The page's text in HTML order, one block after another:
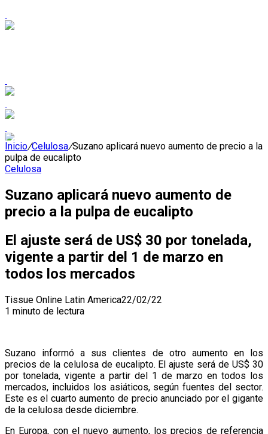
Inicio/Celulosa/Suzano aplicará nuevo aumento de precio a la
pulpa de eucalipto
Celulosa
Suzano aplicará nuevo aumento de
precio a la pulpa de eucalipto
El ajuste será de US$ 30 por tonelada,
vigente a partir del 1 de marzo en
todos los mercados
Tissue Online Latin America22/02/22
1 minuto de lectura
Suzano informó a sus clientes de otro aumento en los
precios de la celulosa de eucalipto. El ajuste será de US$ 30
por tonelada, vigente a partir del 1 de marzo en todos los
mercados, incluidos los asiáticos, según fuentes del sector.
Este es el cuarto aumento de precio anunciado por el gigante
de la celulosa desde diciembre.
En Europa, con el nuevo aumento, los precios de referencia